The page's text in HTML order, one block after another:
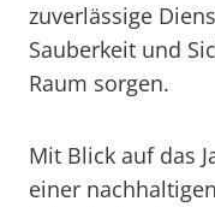
zuverlässige
Sauberkeit und
Raum sorgen.
Mit Blick auf das
einer